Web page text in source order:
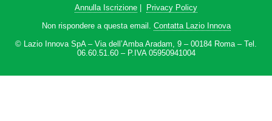
Annulla Iscrizione
Privacy Policy
Non rispondere a questa email. Contatta Lazio Innova
© Lazio Innova SpA – Via dell’Amba Aradam, 9 – 00184 Roma – Tel.
06.60.51.60 – P.IVA 05950941004